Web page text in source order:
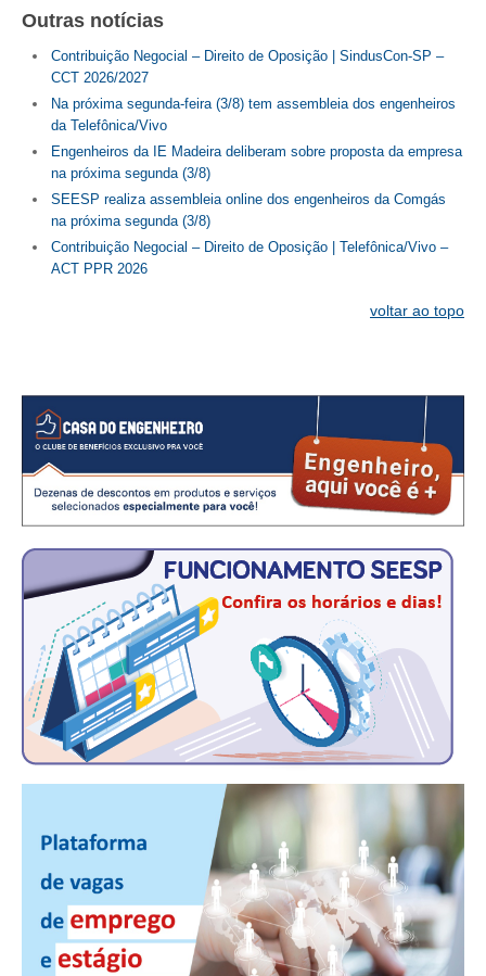
LEI 6.496/1977 – ART
RES 1.002/2002 – CÓDIGO DE ÉTICA
HOMOLOGAÇÕES
PISO SALARIAL
FIQUE POR DENTRO
CARREIRA
AUTÔNOMOS E SERVIÇOS
NEWSLETTER
GUIA DAS ENGENHARIAS
CONTATO
CURSOS
ENGENHEIRO EMPREENDEDOR
SEESP EDUCAÇÃO
BENEFÍCIOS
APOSENTADORIA
CONVÊNIOS
PLANO DE SAÚDE
Outras notícias
Contribuição Negocial – Direito de Oposição | SindusCon-SP –
CCT 2026/2027
Na próxima segunda-feira (3/8) tem assembleia dos engenheiros
da Telefônica/Vivo
Engenheiros da IE Madeira deliberam sobre proposta da empresa
na próxima segunda (3/8)
SEESP realiza assembleia online dos engenheiros da Comgás
na próxima segunda (3/8)
Contribuição Negocial – Direito de Oposição | Telefônica/Vivo –
ACT PPR 2026
voltar ao topo